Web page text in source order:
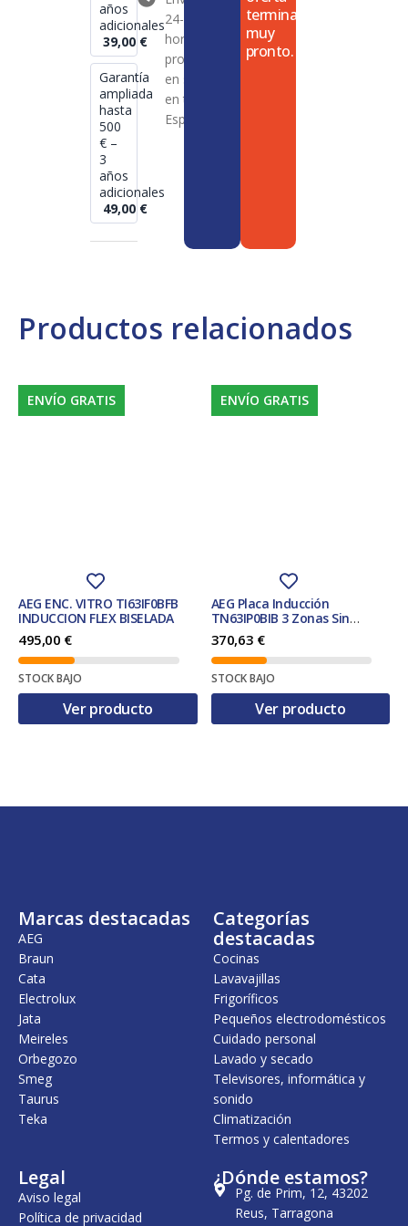
Productos relacionados
ENVÍO GRATIS
AEG ENC. VITRO TI63IF0BFB
INDUCCION FLEX BISELADA
495,00 €
STOCK BAJO
Ver producto
ENVÍO GRATIS
AEG Placa Inducción
TN63IP0BIB 3 Zonas Sin
marco Negra 60 cm
Fast&PowerFul PowerBoost
Hob2Hood Temporizador
Clase AEG‑5000
370,63 €
STOCK BAJO
Ver producto
años
adicionales
39,00 €
Garantía
ampliada
hasta
500
€ –
3
años
adicionales
49,00 €
24-72
horas en
productos
en stock
en toda
España
termina
muy
pronto.
Marcas destacadas
AEG
Braun
Cata
Electrolux
Jata
Meireles
Orbegozo
Smeg
Taurus
Teka
Categorías
destacadas
Cocinas
Lavavajillas
Frigoríficos
Pequeños electrodomésticos
Cuidado personal
Lavado y secado
Televisores, informática y
sonido
Climatización
Termos y calentadores
Legal
Aviso legal
Política de privacidad
¿Dónde estamos?
Pg. de Prim, 12, 43202
Reus, Tarragona